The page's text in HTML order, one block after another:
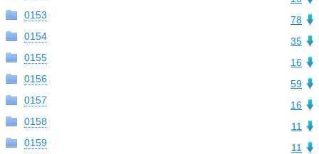
78
0153
35
0154
16
0155
59
0156
16
0157
11
0158
11
0159